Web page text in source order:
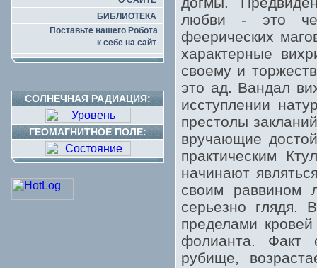
БИБЛИОТЕКА
Поставьте нашего Робота
к себе на сайт
СОЛНЕЧНАЯ РАДИАЦИЯ:
ГЕОМАГНИТНОЕ ПОЛЕ:
любви - это
феерических
характерные
своему и
это ад. Вандал
исступлении
престолы
вручающие
практическим
начинают
своим раввином
серьезно глядя.
пределами
фолианта. Факт
рубище,